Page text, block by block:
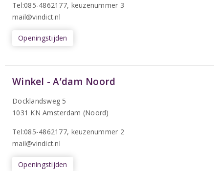
Tel:085-4862177, keuzenummer 3
mail@vindict.nl
Openingstijden
Winkel - A’dam Noord
Docklandsweg 5
1031 KN Amsterdam (Noord)
Tel:085-4862177, keuzenummer 2
mail@vindict.nl
Openingstijden